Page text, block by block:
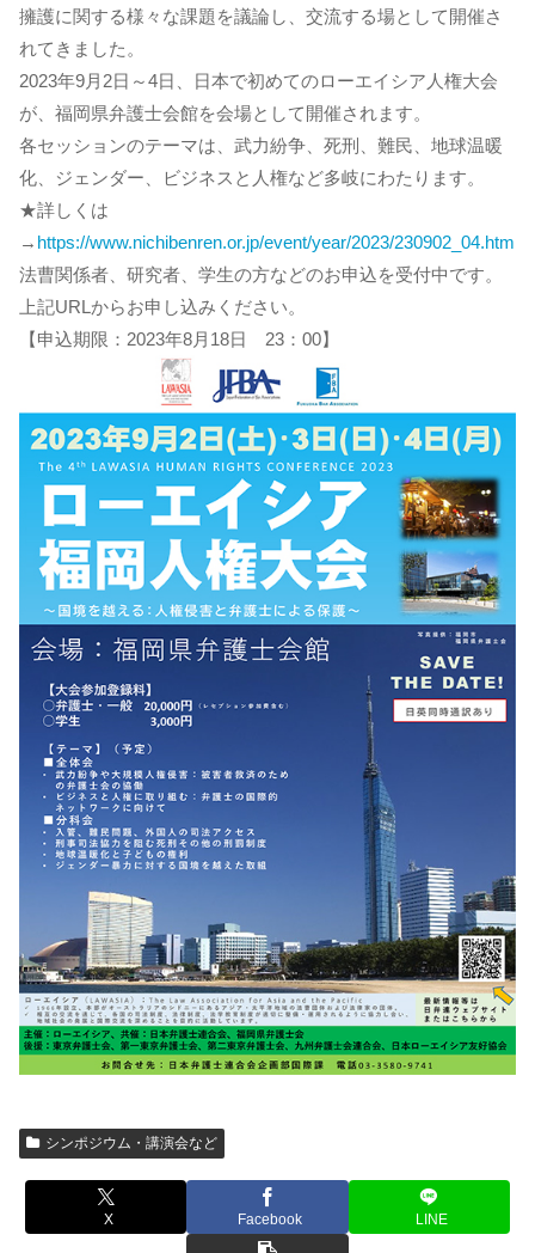
擁護に関する様々な課題を議論し、交流する場として開催さ
れてきました。
2023年9月2日～4日、日本で初めてのローエイシア人権大会
が、福岡県弁護士会館を会場として開催されます。
各セッションのテーマは、武力紛争、死刑、難民、地球温暖
化、ジェンダー、ビジネスと人権など多岐にわたります。
★詳しくは
→ https://www.nichibenren.or.jp/event/year/2023/230902_04.htm
法曹関係者、研究者、学生の方などのお申込を受付中です。
上記URLからお申し込みください。
【申込期限：2023年8月18日 23：00】
シンポジウム・講演会など
X Facebook LINE